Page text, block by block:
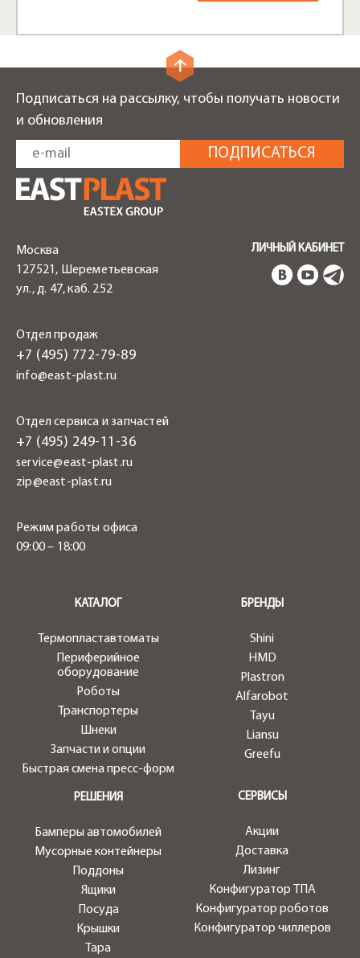
Подписаться на рассылку, чтобы получать новости
и обновления
Москва
127521, Шереметьевская
ул., д. 47, каб. 252
Отдел продаж
+7 (495) 772-79-89
info@east-plast.ru
Отдел сервиса и запчастей
+7 (495) 249-11-36
service@east-plast.ru
zip@east-plast.ru
Режим работы офиса
09:00 – 18:00
ЛИЧНЫЙ КАБИНЕТ
КАТАЛОГ
Термопластавтоматы
Периферийное
оборудование
Роботы
Транспортеры
Шнеки
Запчасти и опции
Быстрая смена пресс-форм
БРЕНДЫ
Shini
HMD
Plastron
Alfarobot
Tayu
Liansu
Greefu
СЕРВИСЫ
Акции
Доставка
Лизинг
Конфигуратор ТПА
Конфигуратор роботов
Конфигуратор чиллеров
РЕШЕНИЯ
Бамперы автомобилей
Мусорные контейнеры
Поддоны
Ящики
Посуда
Крышки
Тара